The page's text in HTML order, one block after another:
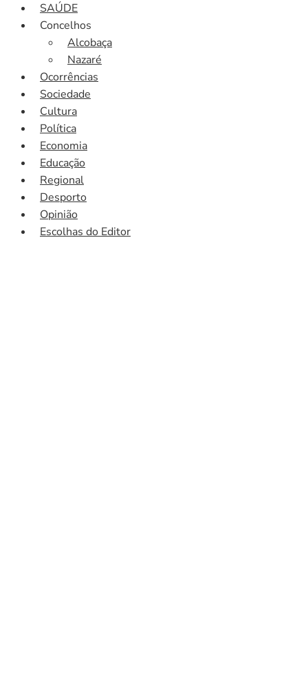
SAÚDE
Concelhos
Alcobaça
Nazaré
Ocorrências
Sociedade
Cultura
Política
Economia
Educação
Regional
Desporto
Opinião
Escolhas do Editor